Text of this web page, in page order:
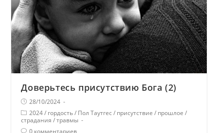
Доверьтесь присутствию Бога (2)
28/10/2024
2024 / гордость / Пол Таутгес / присутствие / прошлое /
страдания / травмы
0 комментариев